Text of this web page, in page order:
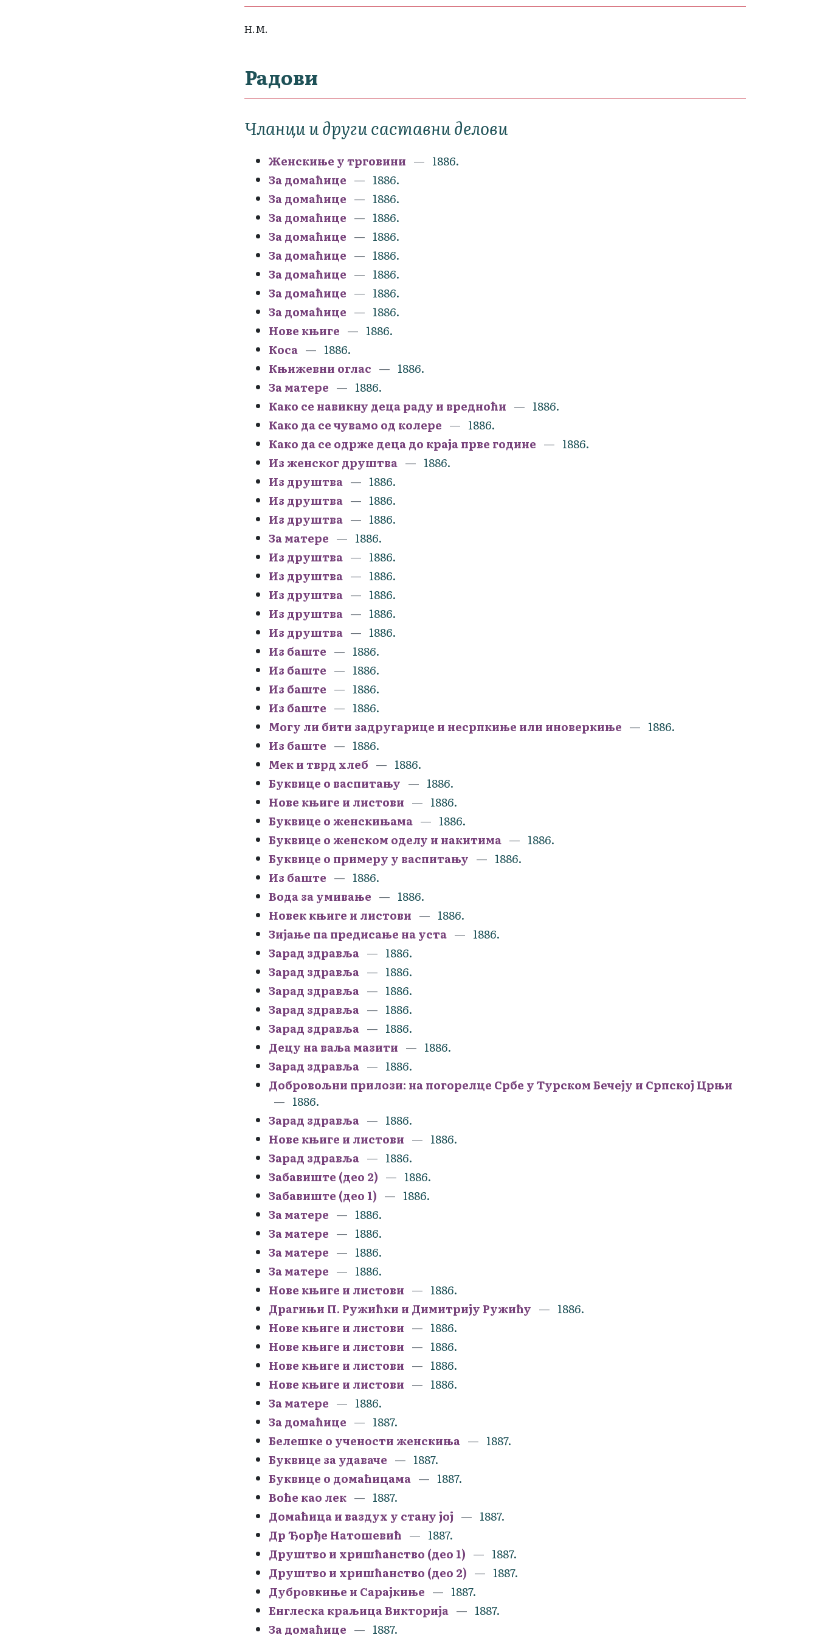
Н.М.
Радови
Чланци и други саставни делови
Женскиње у трговини
1886.
За домаћице
1886.
За домаћице
1886.
За домаћице
1886.
За домаћице
1886.
За домаћице
1886.
За домаћице
1886.
За домаћице
1886.
За домаћице
1886.
Нове књиге
1886.
Коса
1886.
Књижевни оглас
1886.
За матере
1886.
Како се навикну деца раду и вредноћи
1886.
Како да се чувамо од колере
1886.
Како да се одрже деца до краја прве године
1886.
Из женског друштва
1886.
Из друштва
1886.
Из друштва
1886.
Из друштва
1886.
За матере
1886.
Из друштва
1886.
Из друштва
1886.
Из друштва
1886.
Из друштва
1886.
Из друштва
1886.
Из баште
1886.
Из баште
1886.
Из баште
1886.
Из баште
1886.
Могу ли бити задругарице и несрпкиње или иноверкиње
1886.
Из баште
1886.
Мек и тврд хлеб
1886.
Буквице о васпитању
1886.
Нове књиге и листови
1886.
Буквице о женскињама
1886.
Буквице о женском оделу и накитима
1886.
Буквице о примеру у васпитању
1886.
Из баште
1886.
Вода за умивање
1886.
Новек књиге и листови
1886.
Зијање па предисање на уста
1886.
Зарад здравља
1886.
Зарад здравља
1886.
Зарад здравља
1886.
Зарад здравља
1886.
Зарад здравља
1886.
Децу на ваља мазити
1886.
Зарад здравља
1886.
Добровољни прилози: на погорелце Србе у Турском Бечеју и Српској Црњи
1886.
Зарад здравља
1886.
Нове књиге и листови
1886.
Зарад здравља
1886.
Забавиште (део 2)
1886.
Забавиште (део 1)
1886.
За матере
1886.
За матере
1886.
За матере
1886.
За матере
1886.
Нове књиге и листови
1886.
Драгињи П. Ружићки и Димитрију Ружићу
1886.
Нове књиге и листови
1886.
Нове књиге и листови
1886.
Нове књиге и листови
1886.
Нове књиге и листови
1886.
За матере
1886.
За домаћице
1887.
Белешке о учености женскиња
1887.
Буквице за удаваче
1887.
Буквице о домаћицама
1887.
Воће као лек
1887.
Домаћица и ваздух у стану јој
1887.
Др Ђорђе Натошевић
1887.
Друштво и хришћанство (део 1)
1887.
Друштво и хришћанство (део 2)
1887.
Дубровкиње и Сарајкиње
1887.
Енглеска краљица Викторија
1887.
За домаћице
1887.